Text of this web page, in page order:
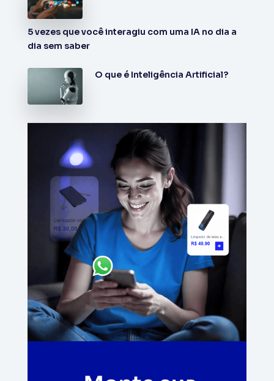
5 vezes que você interagiu com uma IA no dia a
dia sem saber
O que é Inteligência Artificial?